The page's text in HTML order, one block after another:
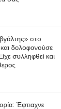
στο
και δολοφονούσε
συλληφθεί και
Έφτιαχνε